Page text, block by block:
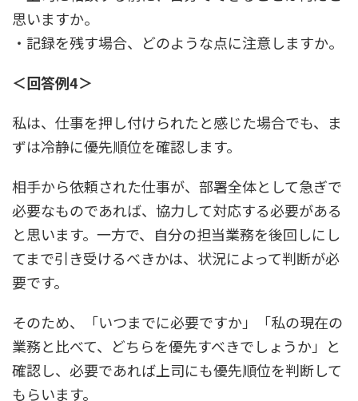
思いますか。
・記録を残す場合、どのような点に注意しますか。
＜回答例4＞
私は、仕事を押し付けられたと感じた場合でも、ま
ずは冷静に優先順位を確認します。
相手から依頼された仕事が、部署全体として急ぎで
必要なものであれば、協力して対応する必要がある
と思います。一方で、自分の担当業務を後回しにし
てまで引き受けるべきかは、状況によって判断が必
要です。
そのため、「いつまでに必要ですか」「私の現在の
業務と比べて、どちらを優先すべきでしょうか」と
確認し、必要であれば上司にも優先順位を判断して
もらいます。